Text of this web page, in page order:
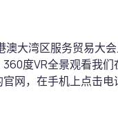
大湾区服务贸易大
度VR全景观看我
网，在手机上点击电